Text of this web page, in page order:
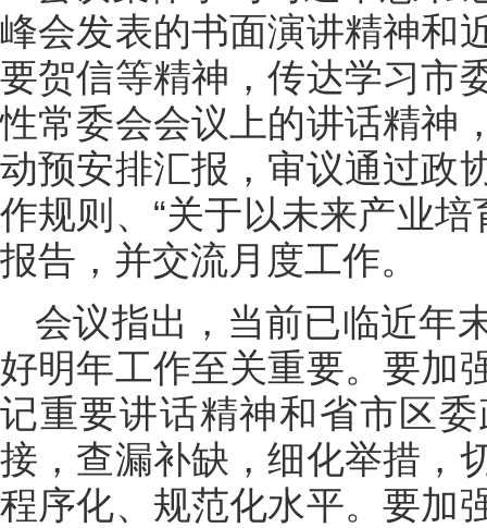
峰会发表的书面演讲精神和
要贺信等精神，传达学习市
性常委会会议上的讲话精神
动预安排汇报，审议通过政
作规则、“关于以未来产业
报告，并交流月度工作。
会议指出，当前已临近年
好明年工作至关重要。要加
记重要讲话精神和省市区
接，查漏补缺，细化举措，
程序化、规范化水平。要加